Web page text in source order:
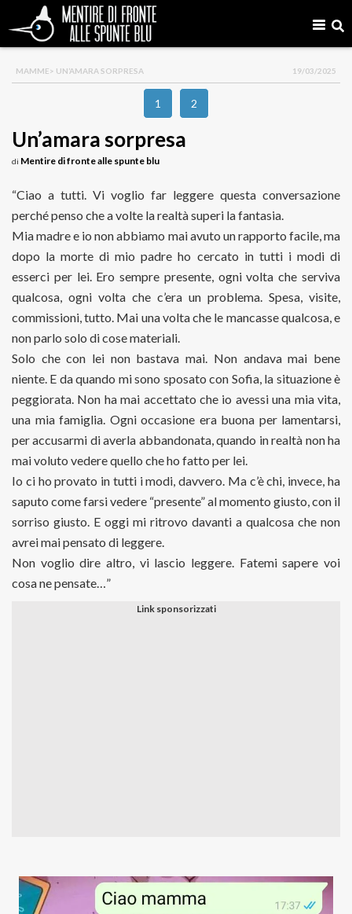
MAMME> UN’AMARA SORPRESA 19/03/2025
1 2
Un’amara sorpresa
di Mentire di fronte alle spunte blu
“Ciao a tutti. Vi voglio far leggere questa conversazione
perché penso che a volte la realtà superi la fantasia.
Mia madre e io non abbiamo mai avuto un rapporto facile, ma
dopo la morte di mio padre ho cercato in tutti i modi di
esserci per lei. Ero sempre presente, ogni volta che serviva
qualcosa, ogni volta che c’era un problema. Spesa, visite,
commissioni, tutto. Mai una volta che le mancasse qualcosa, e
non parlo solo di cose materiali.
Solo che con lei non bastava mai. Non andava mai bene
niente. E da quando mi sono sposato con Sofia, la situazione è
peggiorata. Non ha mai accettato che io avessi una mia vita,
una mia famiglia. Ogni occasione era buona per lamentarsi,
per accusarmi di averla abbandonata, quando in realtà non ha
mai voluto vedere quello che ho fatto per lei.
Io ci ho provato in tutti i modi, davvero. Ma c’è chi, invece, ha
saputo come farsi vedere “presente” al momento giusto, con il
sorriso giusto. E oggi mi ritrovo davanti a qualcosa che non
avrei mai pensato di leggere.
Non voglio dire altro, vi lascio leggere. Fatemi sapere voi
cosa ne pensate…”